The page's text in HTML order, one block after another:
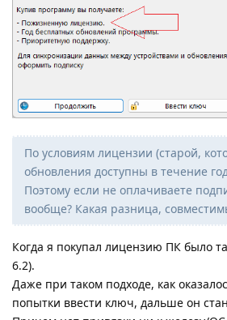
По условиям лицензии (старой,
обновления доступны в течение
Поэтому если не оплачиваете
вообще? Какая разница,
Когда я покупал лицензию ПК было
6.2).
Даже при таком подходе, как
попытки ввести ключ, дальше он